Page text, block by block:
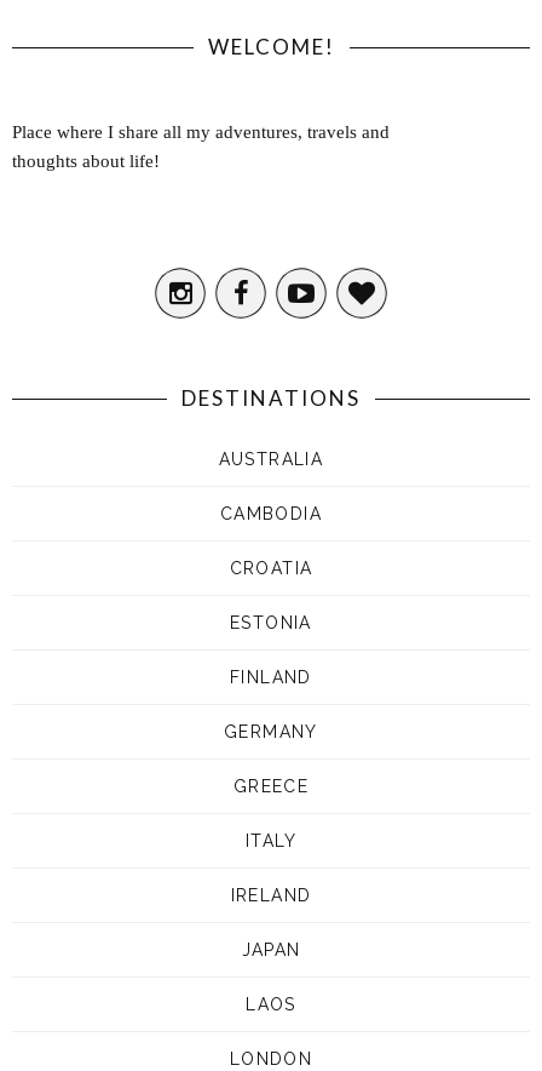
WELCOME!
Place where I share all my adventures, travels and
thoughts about life!
DESTINATIONS
AUSTRALIA
CAMBODIA
CROATIA
ESTONIA
FINLAND
GERMANY
GREECE
ITALY
IRELAND
JAPAN
LAOS
LONDON